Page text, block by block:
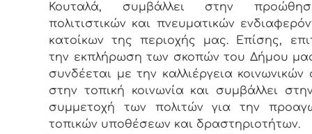
Κουταλά, συμβάλλει στην
πολιτιστικών και πνευματικών
κατοίκων της περιοχής μας. Επίσης,
την εκπλήρωση των σκοπών του Δήμου
συνδέεται με την καλλιέργεια
στην τοπική κοινωνία και συμβάλλει
συμμετοχή των πολιτών για την
τοπικών υποθέσεων και δραστηριοτήτων.